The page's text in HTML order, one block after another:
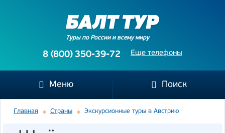
Туры по России и всему миру
Еще телефоны
8 (800) 350-39-72
Меню Поиск
Главная Страны Экскурсионные туры в Австрию